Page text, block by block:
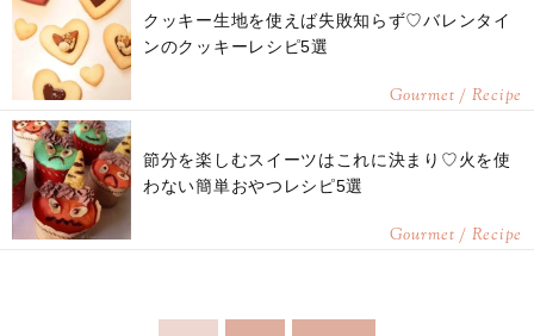
クッキー生地を使えば失敗知らず♡バレンタイ
ンのクッキーレシピ5選
Gourmet / Recipe
節分を楽しむスイーツはこれに決まり♡火を使
わない簡単おやつレシピ5選
Gourmet / Recipe